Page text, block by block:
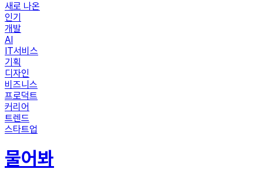
새로 나온
인기
개발
AI
IT서비스
기획
디자인
비즈니스
프로덕트
커리어
트렌드
스타트업
물어봐